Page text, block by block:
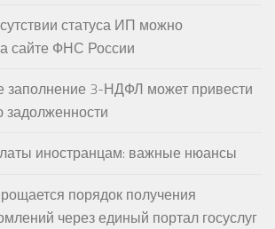
статуса ИП можно
сайте ФНС России
заполнение 3-НДФЛ может привести
задолженности
иностранцам: важные нюансы
порядок получения
через единый портал госуслуг